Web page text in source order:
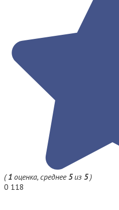
(1 оценка, среднее 5из 5)
0 118